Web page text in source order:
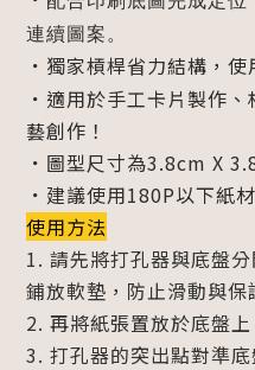
連續圖案。
． 獨家槓桿省力結構，使
． 適用於手工卡片製作
藝創作！
． 圖型尺寸為3.8cm X
． 建議使用180P以下紙材
使用方法
1. 請先將打孔器與底盤
鋪放軟墊，防止滑動與保
2. 再將紙張置放於底盤上
3. 打孔器的突出點對準